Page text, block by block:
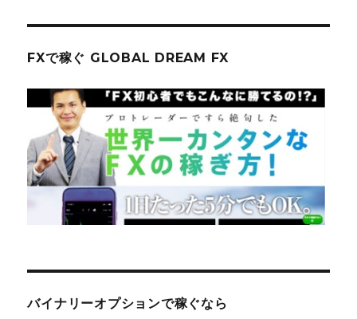
FXで稼ぐ GLOBAL DREAM FX
バイナリーオプションで稼ぐなら